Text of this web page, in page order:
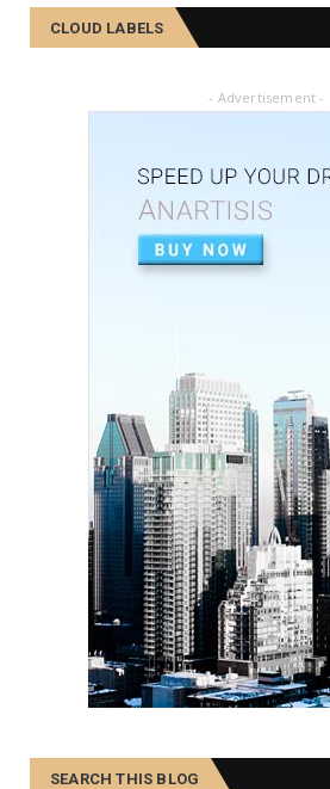
February 27, 2025
FIELD RESEARCH
February 04, 2025
একালৰ উগ্ৰপন্থী কবলিত দূৰ্গম গাঁৱৰ পৰা
December 26, 2024
SOCIAL
CLOUD LABELS
- Advertisement -
SEARCH THIS BLOG